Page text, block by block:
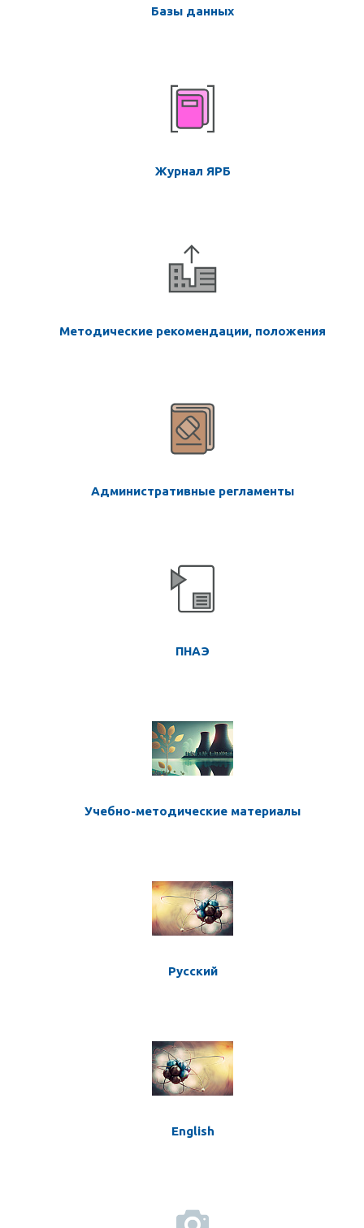
Базы данных
Журнал ЯРБ
Методические рекомендации, положения
Административные регламенты
ПНАЭ
Учебно-методические материалы
Русский
English